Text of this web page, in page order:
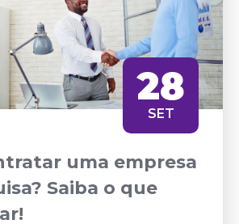
28
SET
uma empresa
Saiba o que